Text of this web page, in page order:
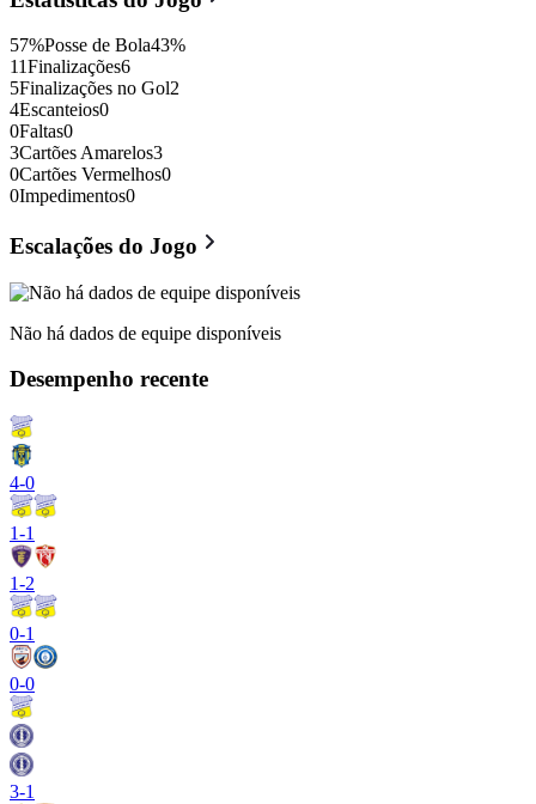
57%Posse de Bola43%
11Finalizações6
5Finalizações no Gol2
4Escanteios0
0Faltas0
3Cartões Amarelos3
0Cartões Vermelhos0
0Impedimentos0
Escalações do Jogo
Não há dados de equipe disponíveis
Desempenho recente
4-0
1-1
1-2
0-1
0-0
3-1